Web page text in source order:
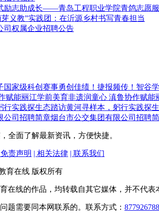
励志助成长——青岛工程职业学院青鸽志愿
义教”实践团：在沂源乡村书写青春担当
司权属企业招聘公告
捷报频传！智谷
非遗润童心 滇鲁协作赋能
踏访黄河寻样本，躬行实践探
烟台市公交集团有限公司招聘
全面了解最新资讯，方便快捷。
免责声明 | 相关法律 | 联系我们
育在线 版权所有
在线的作品，均转载自其它媒体，并不代表
题需要同本网联系的。联系方式：